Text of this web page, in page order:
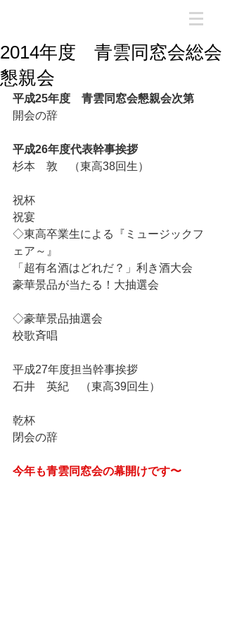
2014年度 青雲同窓会総会
懇親会
平成25年度　青雲同窓会懇親会次第
開会の辞
平成26年度代表幹事挨拶
杉本　敦　（東高38回生）
祝杯
祝宴
◇東高卒業生による『ミュージックフ
ェア～』
「超有名酒はどれだ？」利き酒大会
豪華景品が当たる！大抽選会
◇豪華景品抽選会
校歌斉唱
平成27年度担当幹事挨拶
石井　英紀　（東高39回生）
乾杯
閉会の辞
今年も青雲同窓会の幕開けです〜